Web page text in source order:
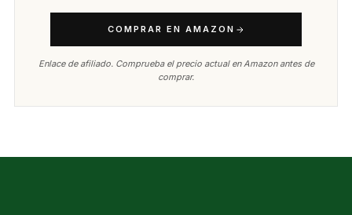
COMPRAR EN AMAZON
Enlace de afiliado. Comprueba el precio actual en Amazon antes de
comprar.